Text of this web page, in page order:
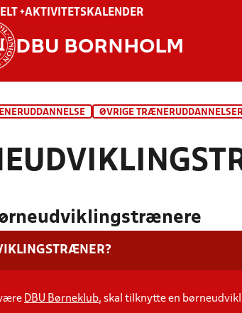
+AKTIVITETSKALENDER
DBU BORNHOLM
ØVRIGE
DBU Børneklub, skal tilknytte en